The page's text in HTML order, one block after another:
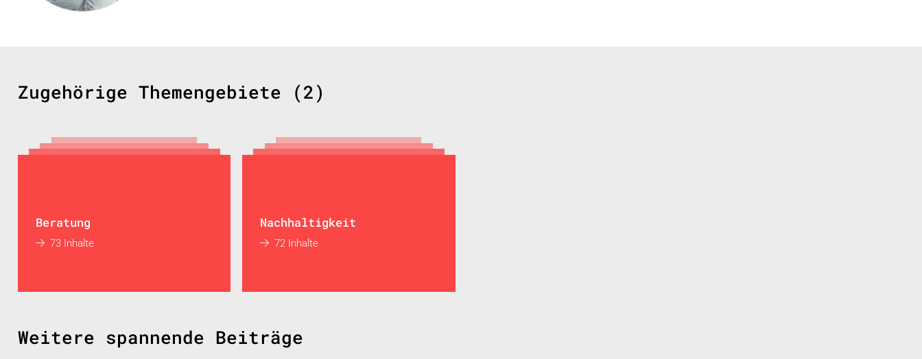
Zugehörige Themengebiete (2)
Beratung
73 Inhalte
Nachhaltigkeit
72 Inhalte
Weitere spannende Beiträge